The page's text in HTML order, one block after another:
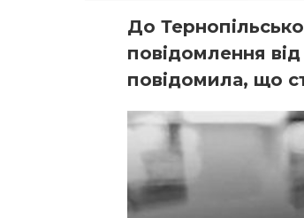
До
повідомлення
повідомила, що